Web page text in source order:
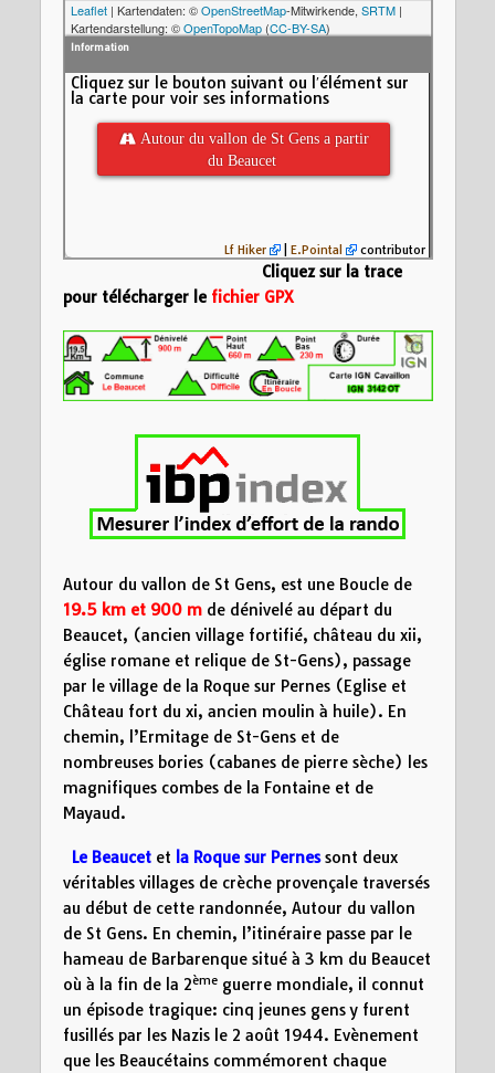
Leaflet| Kartendaten: ©OpenStreetMap-Mitwirkende, SRTM|
Kartendarstellung: ©OpenTopoMap(CC-BY-SA)
 Autour du vallon de St Gens a partir
du Beaucet
600
15
Distance (km)
Nom:Autour du
Beaucet
Distance:
Altitude minimum:
Information
Cliquez sur le bouton suivant ou l′élément sur
la carte pour voir ses informations
Lf Hiker | E.Pointal contributor
Cliquez sur la trace
pour télécharger le fichier GPX
Autour du vallon de St Gens, est une Boucle de
19.5 km et 900 mde dénivelé au départ du
Beaucet, (ancien village fortifié, château du xii,
église romane et relique de St-Gens), passage
par le village de la Roque sur Pernes (Eglise et
Château fort du xi, ancien moulin à huile). En
chemin, l’Ermitage de St-Gens et de
nombreuses bories (cabanes de pierre sèche) les
magnifiques combes de la Fontaine et de
Mayaud.
Le Beaucet et la Roque sur Pernessont deux
véritables villages de crèche provençale traversés
au début de cette randonnée, Autour du vallon
de St Gens. En chemin, l’itinéraire passe par le
hameau de Barbarenque situé à 3 km du Beaucet
où à la fin de la 2èmeguerre mondiale, il connut
un épisode tragique: cinq jeunes gens y furent
fusillés par les Nazis le 2 août 1944. Evènement
que les Beaucétains commémorent chaque